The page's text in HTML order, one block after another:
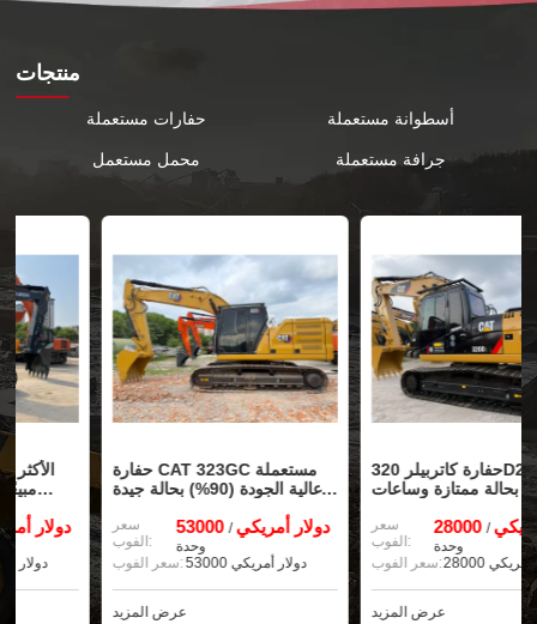
منتجات
حفارات مستعملة أسطوانة مستعملة
محمل مستعمل جرافة مستعملة
حفارة CAT 323GC مستعملة
عالية الجودة (90%) بحالة جيدة
سعر
53000 دولار أمريكي
وحدة
سعر الفوب:
53000 دولار أمريكي
عرض المزيد
حفارة كاتربيلر 320D2L
مستعملة بحالة ممتازة وساعات
تشغيل قليلة للبيع
سعر
28000 دولار أمريكي
وحدة
28000 دولار أمريكي